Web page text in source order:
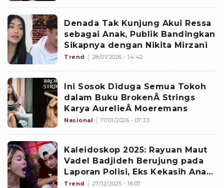
Denada Tak Kunjung Akui Ressa
sebagai Anak, Publik Bandingkan
Sikapnya dengan Nikita Mirzani
Trend 28/01/2026 - 14:42
Ini Sosok Diduga Semua Tokoh
dalam Buku BrokenÂ Strings
Karya AurelieÂ Moeremans
Nasional 17/01/2026 - 07:33
Kaleidoskop 2025: Rayuan Maut
Vadel Badjideh Berujung pada
Laporan Polisi, Eks Kekasih Anak
Nikita Mirzani Itu Terancam 15
Trend 27/12/2025 - 16:07